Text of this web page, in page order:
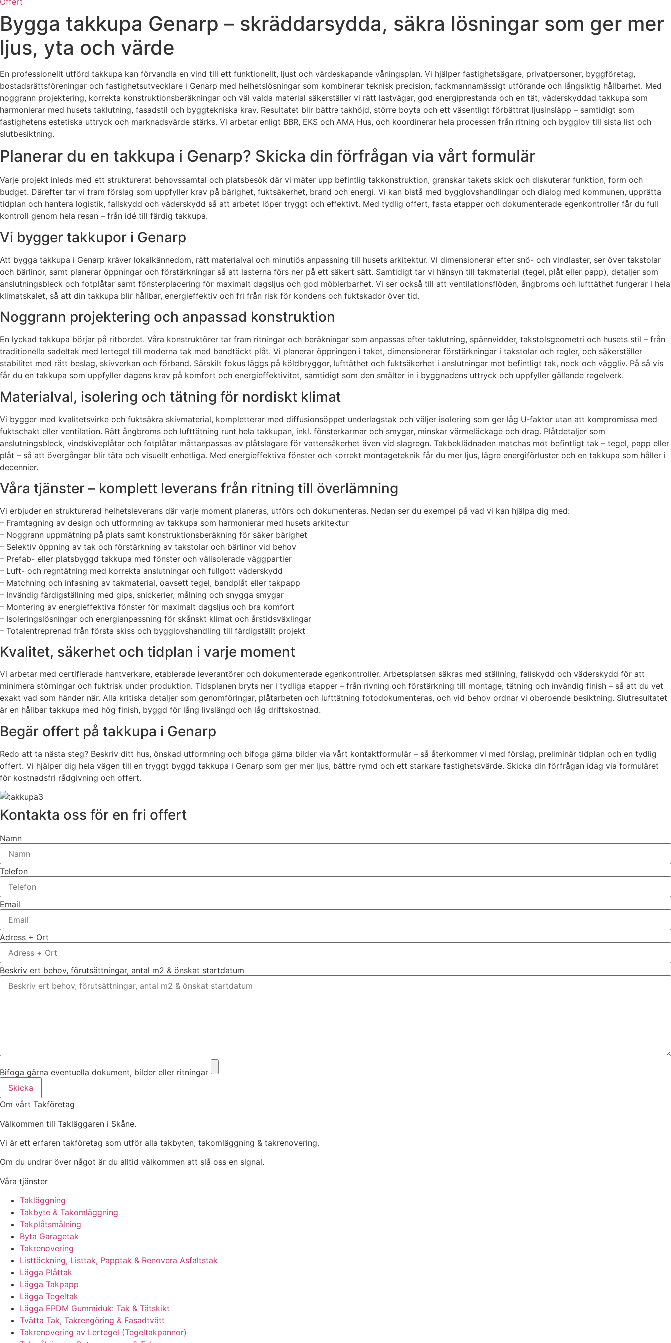
Offert
Bygga takkupa Genarp – skräddarsydda, säkra lösningar som ger mer
ljus, yta och värde
En professionellt utförd takkupa kan förvandla en vind till ett funktionellt, ljust och värdeskapande våningsplan. Vi hjälper fastighetsägare, privatpersoner, byggföretag,
bostadsrättsföreningar och fastighetsutvecklare i Genarp med helhetslösningar som kombinerar teknisk precision, fackmannamässigt utförande och långsiktig hållbarhet. Med
noggrann projektering, korrekta konstruktionsberäkningar och väl valda material säkerställer vi rätt lastvägar, god energi­prestanda och en tät, väderskyddad takkupa som
harmonierar med husets taklutning, fasadstil och byggtekniska krav. Resultatet blir bättre takhöjd, större boyta och ett väsentligt förbättrat ljusinsläpp – samtidigt som
fastighetens estetiska uttryck och marknadsvärde stärks. Vi arbetar enligt BBR, EKS och AMA Hus, och koordinerar hela processen från ritning och bygglov till sista list och
slutbesiktning.
Planerar du en takkupa i Genarp? Skicka din förfrågan via vårt formulär
Varje projekt inleds med ett strukturerat behovssamtal och platsbesök där vi mäter upp befintlig takkonstruktion, granskar takets skick och diskuterar funktion, form och
budget. Därefter tar vi fram förslag som uppfyller krav på bärighet, fuktsäkerhet, brand och energi. Vi kan bistå med bygglovshandlingar och dialog med kommunen, upprätta
tidplan och hantera logistik, fallskydd och väderskydd så att arbetet löper tryggt och effektivt. Med tydlig offert, fasta etapper och dokumenterade egenkontroller får du full
kontroll genom hela resan – från idé till färdig takkupa.
Vi bygger takkupor i Genarp
Att bygga takkupa i Genarp kräver lokalkännedom, rätt materialval och minutiös anpassning till husets arkitektur. Vi dimensionerar efter snö- och vindlaster, ser över takstolar
och bärlinor, samt planerar öppningar och förstärkningar så att lasterna förs ner på ett säkert sätt. Samtidigt tar vi hänsyn till takmaterial (tegel, plåt eller papp), detaljer som
anslutningsbleck och fotplåtar samt fönsterplacering för maximalt dagsljus och god möblerbarhet. Vi ser också till att ventilationsflöden, ångbroms och lufttäthet fungerar i hela
klimatskalet, så att din takkupa blir hållbar, energieffektiv och fri från risk för kondens och fuktskador över tid.
Noggrann projektering och anpassad konstruktion
En lyckad takkupa börjar på ritbordet. Våra konstruktörer tar fram ritningar och beräkningar som anpassas efter taklutning, spännvidder, takstolsgeometri och husets stil – från
traditionella sadeltak med lertegel till moderna tak med bandtäckt plåt. Vi planerar öppningen i taket, dimensionerar förstärkningar i takstolar och regler, och säkerställer
stabilitet med rätt beslag, skivverkan och förband. Särskilt fokus läggs på köldbryggor, lufttäthet och fuktsäkerhet i anslutningar mot befintligt tak, nock och väggliv. På så vis
får du en takkupa som uppfyller dagens krav på komfort och energieffektivitet, samtidigt som den smälter in i byggnadens uttryck och uppfyller gällande regelverk.
Materialval, isolering och tätning för nordiskt klimat
Vi bygger med kvalitetsvirke och fuktsäkra skivmaterial, kompletterar med diffusionsöppet underlagstak och väljer isolering som ger låg U‑faktor utan att kompromissa med
fuktschakt eller ventilation. Rätt ångbroms och lufttätning runt hela takkupan, inkl. fönsterkarmar och smygar, minskar värmeläckage och drag. Plåtdetaljer som
anslutningsbleck, vindskiveplåtar och fotplåtar måttanpassas av plåtslagare för vattensäkerhet även vid slagregn. Takbeklädnaden matchas mot befintligt tak – tegel, papp eller
plåt – så att övergångar blir täta och visuellt enhetliga. Med energieffektiva fönster och korrekt montageteknik får du mer ljus, lägre energiförluster och en takkupa som håller i
decennier.
Våra tjänster – komplett leverans från ritning till överlämning
Vi erbjuder en strukturerad helhetsleverans där varje moment planeras, utförs och dokumenteras. Nedan ser du exempel på vad vi kan hjälpa dig med:
– Framtagning av design och utformning av takkupa som harmonierar med husets arkitektur
– Noggrann uppmätning på plats samt konstruktionsberäkning för säker bärighet
– Selektiv öppning av tak och förstärkning av takstolar och bärlinor vid behov
– Prefab- eller platsbyggd takkupa med fönster och välisolerade väggpartier
– Luft- och regntätning med korrekta anslutningar och fullgott väderskydd
– Matchning och infasning av takmaterial, oavsett tegel, bandplåt eller takpapp
– Invändig färdigställning med gips, snickerier, målning och snygga smygar
– Montering av energieffektiva fönster för maximalt dagsljus och bra komfort
– Isoleringslösningar och energianpassning för skånskt klimat och årstidsväxlingar
– Totalentreprenad från första skiss och bygglovshandling till färdigställt projekt
Kvalitet, säkerhet och tidplan i varje moment
Vi arbetar med certifierade hantverkare, etablerade leverantörer och dokumenterade egenkontroller. Arbetsplatsen säkras med ställning, fallskydd och väderskydd för att
minimera störningar och fuktrisk under produktion. Tidsplanen bryts ner i tydliga etapper – från rivning och förstärkning till montage, tätning och invändig finish – så att du vet
exakt vad som händer när. Alla kritiska detaljer som genomföringar, plåtarbeten och lufttätning fotodokumenteras, och vid behov ordnar vi oberoende besiktning. Slutresultatet
är en hållbar takkupa med hög finish, byggd för lång livslängd och låg driftskostnad.
Begär offert på takkupa i Genarp
Redo att ta nästa steg? Beskriv ditt hus, önskad utformning och bifoga gärna bilder via vårt kontaktformulär – så återkommer vi med förslag, preliminär tidplan och en tydlig
offert. Vi hjälper dig hela vägen till en tryggt byggd takkupa i Genarp som ger mer ljus, bättre rymd och ett starkare fastighetsvärde. Skicka din förfrågan idag via formuläret
för kostnadsfri rådgivning och offert.
Kontakta oss för en fri offert
Namn
Telefon
Email
Adress + Ort
Beskriv ert behov, förutsättningar, antal m2 & önskat startdatum
Bifoga gärna eventuella dokument, bilder eller ritningar
Skicka
Om vårt Takföretag
Välkommen till Takläggaren i Skåne.
Vi är ett erfaren takföretag som utför alla takbyten, takomläggning & takrenovering.
Om du undrar över något är du alltid välkommen att slå oss en signal.
Våra tjänster
Takläggning
Takbyte & Takomläggning
Takplåtsmålning
Byta Garagetak
Takrenovering
Listtäckning, Listtak, Papptak & Renovera Asfaltstak
Lägga Plåttak
Lägga Takpapp
Lägga Tegeltak
Lägga EPDM Gummiduk: Tak & Tätskikt
Tvätta Tak, Takrengöring & Fasadtvätt
Takrenovering av Lertegel (Tegeltakpannor)